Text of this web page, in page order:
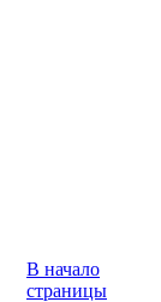
В начало
страницы